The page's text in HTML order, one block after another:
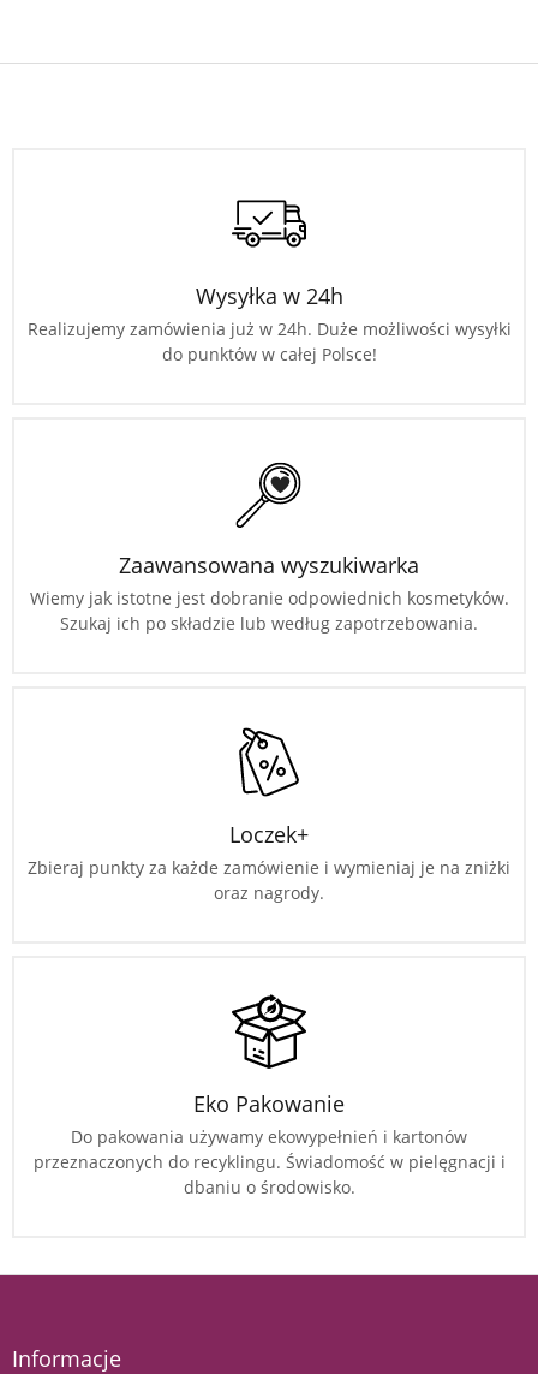
Wysyłka w 24h
Realizujemy zamówienia już w 24h. Duże możliwości wysyłki
do punktów w całej Polsce!
Zaawansowana wyszukiwarka
Wiemy jak istotne jest dobranie odpowiednich kosmetyków.
Szukaj ich po składzie lub według zapotrzebowania.
Loczek+
Zbieraj punkty za każde zamówienie i wymieniaj je na zniżki
oraz nagrody.
Eko Pakowanie
Do pakowania używamy ekowypełnień i kartonów
przeznaczonych do recyklingu. Świadomość w pielęgnacji i
dbaniu o środowisko.
Informacje